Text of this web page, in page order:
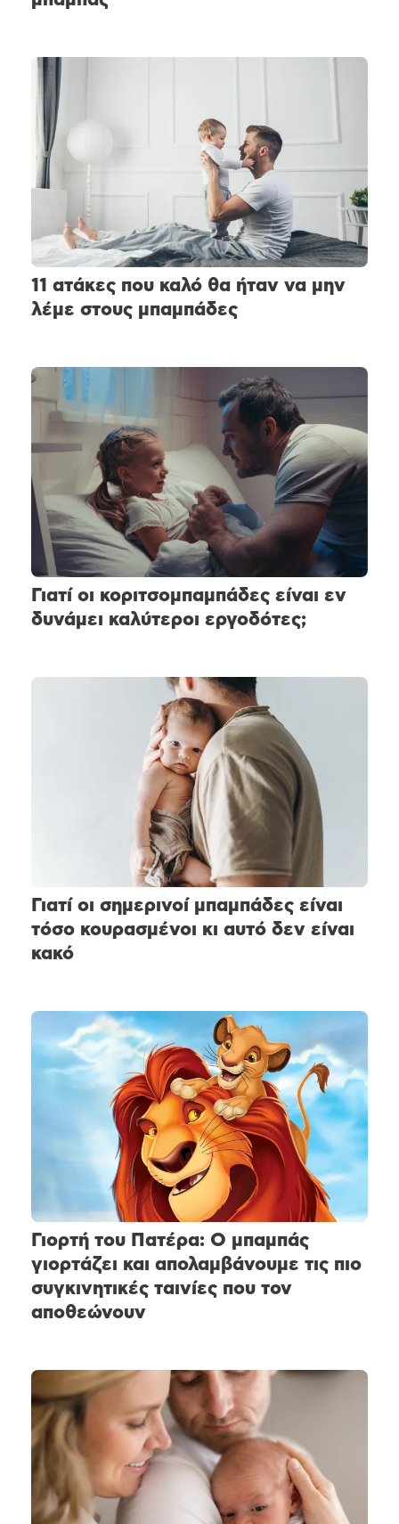
11 ατάκες που καλό θα ήταν να μην
λέμε στους μπαμπάδες
Γιατί οι κοριτσομπαμπάδες είναι εν
δυνάμει καλύτεροι εργοδότες;
Γιατί οι σημερινοί μπαμπάδες είναι
τόσο κουρασμένοι κι αυτό δεν είναι
κακό
Γιορτή του Πατέρα: Ο μπαμπάς
γιορτάζει και απολαμβάνουμε τις πιο
συγκινητικές ταινίες που τον
αποθεώνουν